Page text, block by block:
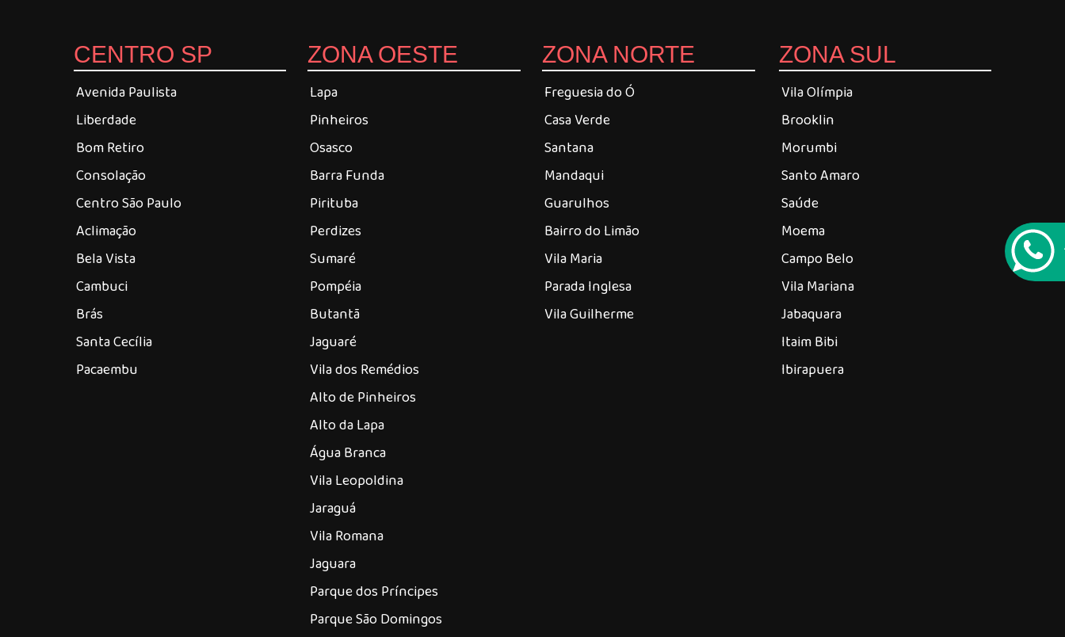
CENTRO SP
Avenida Paulista
Liberdade
Bom Retiro
Consolação
Centro São Paulo
Aclimação
Bela Vista
Cambuci
Brás
Santa Cecília
Pacaembu
ZONA OESTE
Lapa
Pinheiros
Osasco
Barra Funda
Pirituba
Perdizes
Sumaré
Pompéia
Butantã
Jaguaré
Vila dos Remédios
Alto de Pinheiros
Alto da Lapa
Água Branca
Vila Leopoldina
Jaraguá
Vila Romana
Jaguara
Parque dos Príncipes
Parque São Domingos
ZONA NORTE
Freguesia do Ó
Casa Verde
Santana
Mandaqui
Guarulhos
Bairro do Limão
Vila Maria
Parada Inglesa
Vila Guilherme
ZONA SUL
Vila Olímpia
Brooklin
Morumbi
Santo Amaro
Saúde
Moema
Campo Belo
Vila Mariana
Jabaquara
Itaim Bibi
Ibirapuera